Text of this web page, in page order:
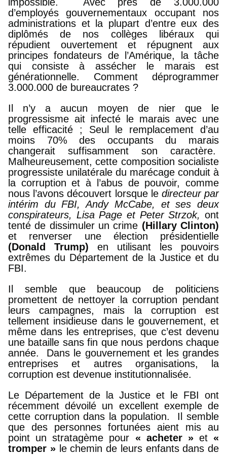
d’employés gouvernementaux occupant nos
administrations et la plupart d’entre eux des
diplômés de nos collèges libéraux qui
répudient ouvertement et répugnent aux
principes fondateurs de l’Amérique, la tâche
qui consiste à assécher le marais est
générationnelle. Comment déprogrammer
3.000.000 de bureaucrates ?
Il n’y a aucun moyen de nier que le
progressisme ait infecté le marais avec une
telle efficacité ; Seul le remplacement d’au
moins 70% des occupants du marais
changerait suffisamment son caractère.
Malheureusement, cette composition socialiste
progressiste unilatérale du marécage conduit à
la corruption et à l’abus de pouvoir, comme
nous l’avons découvert lorsque le directeur par
intérim du FBI, Andy McCabe, et ses deux
conspirateurs, Lisa Page et Peter Strzok, ont
tenté de dissimuler un crime (Hillary Clinton)
et renverser une élection présidentielle
(Donald Trump) en utilisant les pouvoirs
extrêmes du Département de la Justice et du
FBI.
Il semble que beaucoup de politiciens
promettent de nettoyer la corruption pendant
leurs campagnes, mais la corruption est
tellement insidieuse dans le gouvernement, et
même dans les entreprises, que c’est devenu
une bataille sans fin que nous perdons chaque
année. Dans le gouvernement et les grandes
entreprises et autres organisations, la
corruption est devenue institutionnalisée.
Le Département de la Justice et le FBI ont
récemment dévoilé un excellent exemple de
cette corruption dans la population. Il semble
que des personnes fortunées aient mis au
point un stratagème pour « acheter » et «
tromper » le chemin de leurs enfants dans de